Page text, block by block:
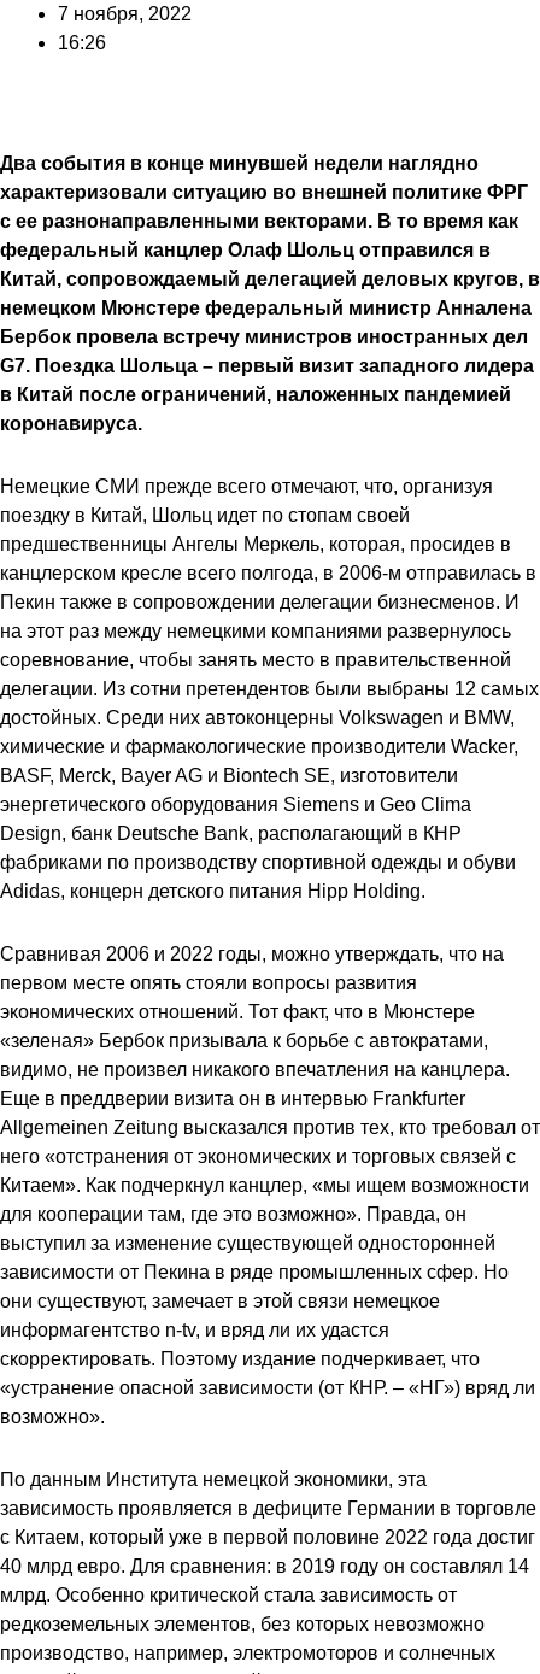
7 ноября, 2022
16:26
Два события в конце минувшей недели наглядно
характеризовали ситуацию во внешней политике ФРГ
с ее разнонаправленными векторами. В то время как
федеральный канцлер Олаф Шольц отправился в
Китай, сопровождаемый делегацией деловых кругов, в
немецком Мюнстере федеральный министр Анналена
Бербок провела встречу министров иностранных дел
G7. Поездка Шольца – первый визит западного лидера
в Китай после ограничений, наложенных пандемией
коронавируса.
Немецкие СМИ прежде всего отмечают, что, организуя
поездку в Китай, Шольц идет по стопам своей
предшественницы Ангелы Меркель, которая, просидев в
канцлерском кресле всего полгода, в 2006-м отправилась в
Пекин также в сопровождении делегации бизнесменов. И
на этот раз между немецкими компаниями развернулось
соревнование, чтобы занять место в правительственной
делегации. Из сотни претендентов были выбраны 12 самых
достойных. Среди них автоконцерны Volkswagen и BMW,
химические и фармакологические производители Wacker,
BASF, Merck, Bayer AG и Biontech SE, изготовители
энергетического оборудования Siemens и Geo Clima
Design, банк Deutsche Bank, располагающий в КНР
фабриками по производству спортивной одежды и обуви
Adidas, концерн детского питания Hipp Holding.
Сравнивая 2006 и 2022 годы, можно утверждать, что на
первом месте опять стояли вопросы развития
экономических отношений. Тот факт, что в Мюнстере
«зеленая» Бербок призывала к борьбе с автократами,
видимо, не произвел никакого впечатления на канцлера.
Еще в преддверии визита он в интервью Frankfurter
Allgemeinen Zeitung высказался против тех, кто требовал от
него «отстранения от экономических и торговых связей с
Китаем». Как подчеркнул канцлер, «мы ищем возможности
для кооперации там, где это возможно». Правда, он
выступил за изменение существующей односторонней
зависимости от Пекина в ряде промышленных сфер. Но
они существуют, замечает в этой связи немецкое
информагентство n-tv, и вряд ли их удастся
скорректировать. Поэтому издание подчеркивает, что
«устранение опасной зависимости (от КНР. – «НГ») вряд ли
возможно».
По данным Института немецкой экономики, эта
зависимость проявляется в дефиците Германии в торговле
с Китаем, который уже в первой половине 2022 года достиг
40 млрд евро. Для сравнения: в 2019 году он составлял 14
млрд. Особенно критической стала зависимость от
редкоземельных элементов, без которых невозможно
производство, например, электромоторов и солнечных